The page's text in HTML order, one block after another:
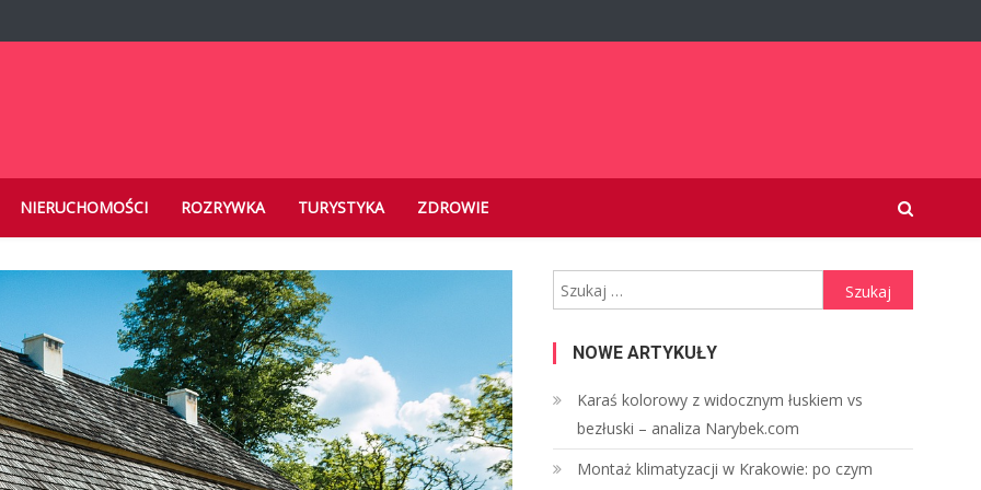
NIERUCHOMOŚCI ROZRYWKA TURYSTYKA ZDROWIE
Szukaj:
NOWE ARTYKUŁY
Karaś kolorowy z widocznym łuskiem vs
bezłuski – analiza Narybek.com
Montaż klimatyzacji w Krakowie: po czym